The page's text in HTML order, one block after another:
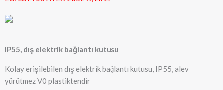
IP55, dış elektrik bağlantı kutusu
Kolay erişilebilen dış elektrik bağlantı kutusu, IP55, alev
yürütmez V0 plastiktendir